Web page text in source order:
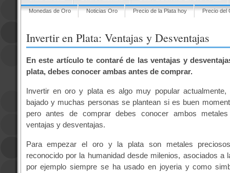
Monedas de Oro Noticias Oro Precio de la Plata hoy Precio del
Invertir en Plata: Ventajas y Desventajas
En este artículo te contaré de las ventajas y
plata, debes conocer ambas antes de comprar.
Invertir en oro y plata es algo muy popular actualmente,
bajado y muchas personas se plantean si es buen
pero antes de comprar debes conocer ambos
ventajas y desventajas.
Para empezar el oro y la plata son metales
reconocido por la humanidad desde milenios, asociados a
por ejemplo siempre se ha usado en joyeria y como